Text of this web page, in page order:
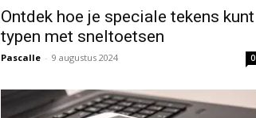
Ontdek hoe je speciale tekens kunt
typen met sneltoetsen
Pascalle - 9 augustus 2024 0